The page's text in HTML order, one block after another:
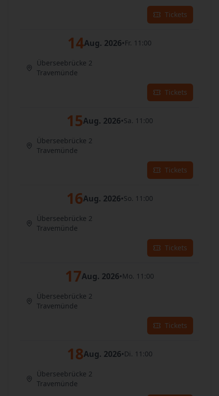
Tickets
14Aug. 2026•Fr. 11:00
Überseebrücke 2
Travemünde
Tickets
15Aug. 2026•Sa. 11:00
Überseebrücke 2
Travemünde
Tickets
16Aug. 2026•So. 11:00
Überseebrücke 2
Travemünde
Tickets
17Aug. 2026•Mo. 11:00
Überseebrücke 2
Travemünde
Tickets
18Aug. 2026•Di. 11:00
Überseebrücke 2
Travemünde